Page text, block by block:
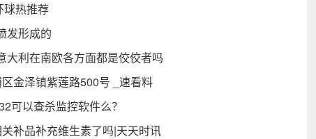
球热推荐
发形成的
大利在南欧各方面都是佼佼者吗
金泽镇紫莲路500号 _速看料
可以查杀监控软件么？
补品补充维生素了吗|天天时讯